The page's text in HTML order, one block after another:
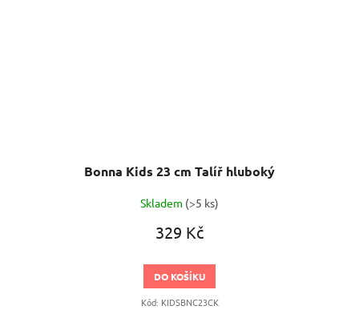
Bonna Kids 23 cm Talíř hluboký
Skladem (>5 ks)
329 Kč
DO KOŠÍKU
Kód: KIDSBNC23CK